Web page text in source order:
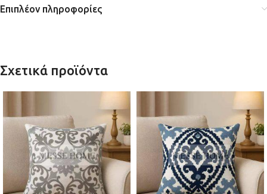
Επιπλέον πληροφορίες
Σχετικά προϊόντα